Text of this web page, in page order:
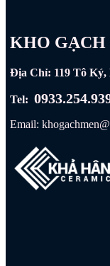
KHO
Địa Chỉ: 119 Tô
Tel:
Email: